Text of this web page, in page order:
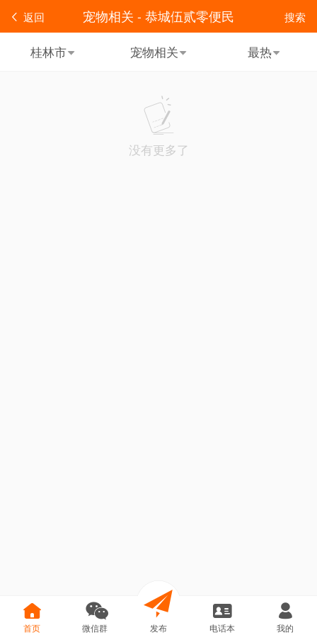
返回 搜索
宠物相关 - 恭城伍贰零便民
桂林市 宠物相关 最热
没有更多了
首页 微信群 发布 电话本 我的